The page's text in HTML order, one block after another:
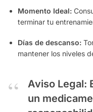
Momento Ideal:
terminar tu
Días de descanso:
mantener los niveles
Aviso Legal:
un